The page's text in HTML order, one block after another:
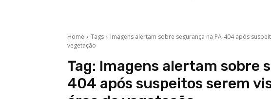
Home Tags
Imagens alertam sobre segurança na PA-404 após
vegetação
Tag: Imagens alertam sobre
404 após suspeitos serem